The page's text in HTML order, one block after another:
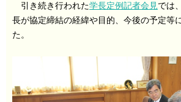
引き続き行われた学長定例記者会見では
長が協定締結の経緯や目的、今後の予定等
た。